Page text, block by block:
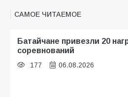
САМОЕ ЧИТАЕМОЕ
Батайчане привезли 20
соревнований
177 06.08.2026